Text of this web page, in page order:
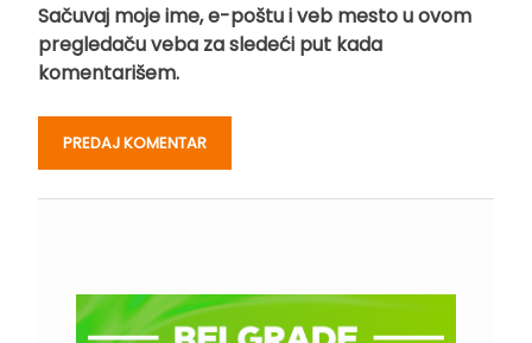
Sačuvaj moje ime, e-poštu i veb mesto u ovom
pregledaču veba za sledeći put kada
komentarišem.